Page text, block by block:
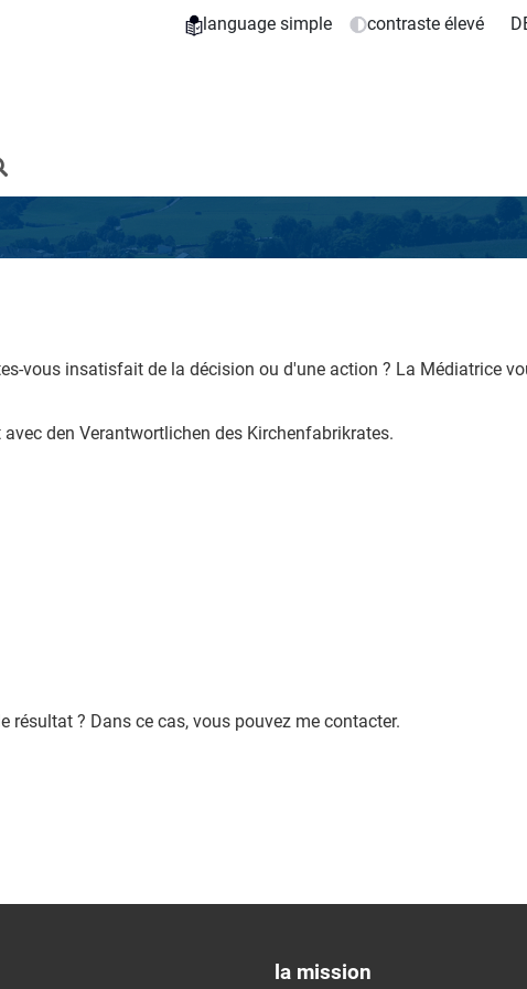
language simple contraste élevé
vous insatisfait de la décision ou d'une action ? La Médiatrice
den Verantwortlichen des Kirchenfabrikrates.
résultat ? Dans ce cas, vous pouvez me contacter.
la mission